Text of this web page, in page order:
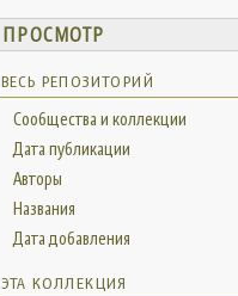
ПРОСМОТР
ВЕСЬ РЕПОЗИТОРИЙ
Сообщества и коллекции
Дата публикации
Авторы
Названия
Дата добавления
ЭТА КОЛЛЕКЦИЯ